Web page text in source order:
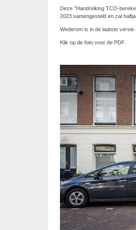
Deze "Handreiking TCO-
2023 samengesteld en zal
Wederom is in de laatste
Klik op de foto voor de PDF.